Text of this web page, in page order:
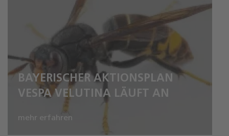
BAYERISCHER AKTIONSPLAN
VESPA VELUTINA LÄUFT AN
mehr erfahren